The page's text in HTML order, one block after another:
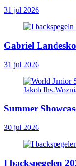
31 jul 2026
Gabriel
31 jul 2026
Summer
30 jul 2026
I backspegelen